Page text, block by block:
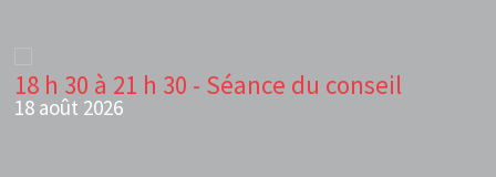
18 h 30 à 21 h 30 - Séance du conseil
18 août 2026